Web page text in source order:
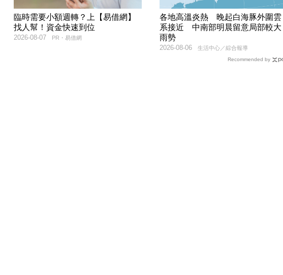
臨時需要小額週轉？上【易借網】
找人幫！資金快速到位
PR・易借網
2026-08-07
各地高溫炎熱 晚起白海豚外圍雲
系接近 中南部明晨留意局部較大
雨勢
生活中心／綜合報導
2026-08-06
Recommended by